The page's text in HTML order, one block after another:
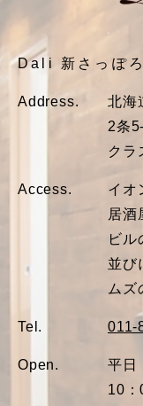
Dali 新さっぽ
Address.
北海
2条
ク
Access.
イオ
居酒
ビル
並び
ムズ
Tel. 011-
Open.
平日
10